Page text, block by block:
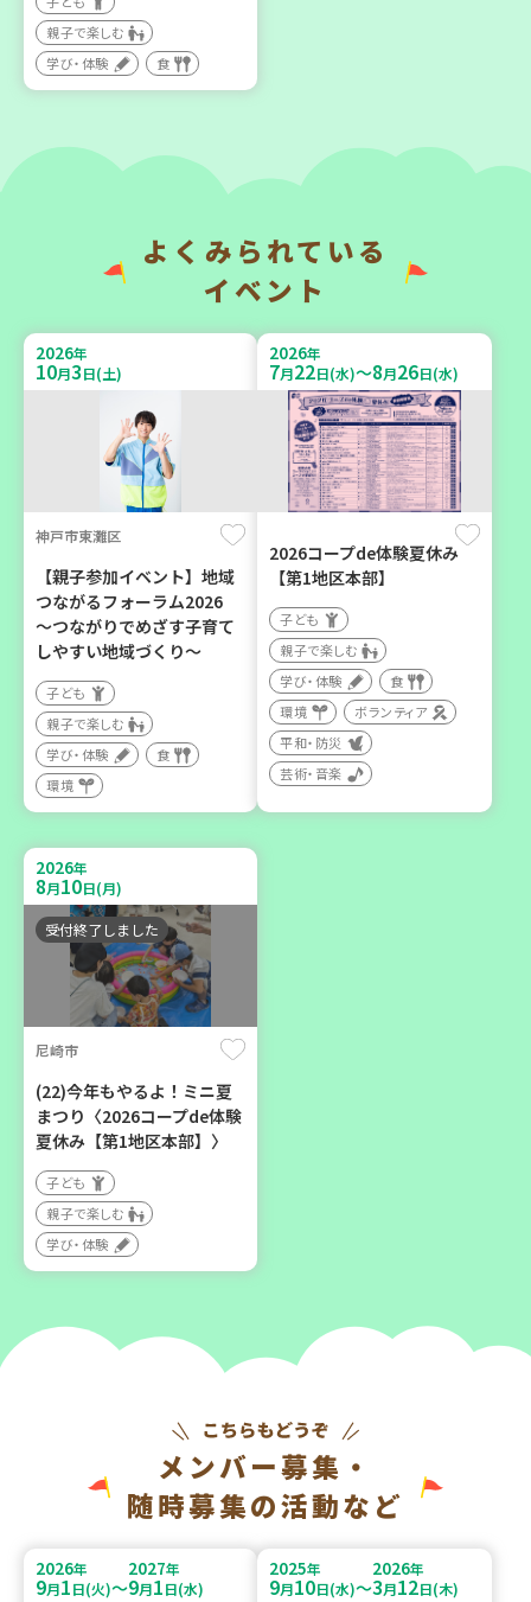
【第3地区本部】住み慣れた
地域で暮らしたい 「コープ
くらしの助け合いの会」
ボランティア
日(月) 9月26日(土)
「フードドライブ」集中受
ボランティア
2026年
9 月24日(木)
神戸市東灘区
【第3地区本部】地域のつど
い場で憩いのひとときを
（第4木曜日に開催）
カフェ・つどい場
2026年
9月6日(日)
西宮市
野菜を食べよう！ベジ活キ
ャンペーン【第２地区】
子ども
親子で楽しむ
学び・体験
食
親子で楽しむ
学び・体験
食
よくみられている
イベント
2026年
10月3日(土)
神戸市東灘区
【親子参加イベント】地域
つながるフォーラム2026
～つながりでめざす子育て
しやすい地域づくり～
子ども
親子で楽しむ
学び・体験
食
環境
2026年
7月22日(水)～8月26日(水)
2026コープde体験夏休み
【第1地区本部】
子ども
親子で楽しむ
学び・体験
食
環境
ボランティア
平和・防災
芸術・音楽
2026年
8月10日(月)
受付終了しました
尼崎市
(22)今年もやるよ！ミニ夏
まつり〈2026コープde体験
夏休み【第1地区本部】〉
子ども
親子で楽しむ
学び・体験
メンバー募集・
随時募集の活動など
2026年
9月1日(火)～
2027年
9月1日(水)
2025年
9月10日(水)～
2026年
3月12日(木)